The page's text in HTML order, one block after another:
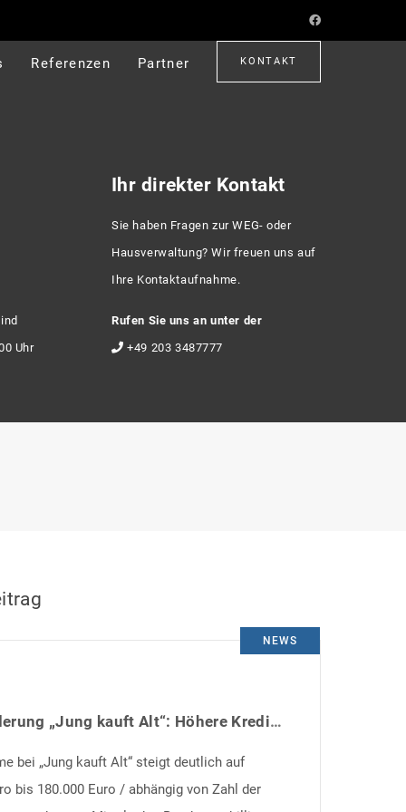
Referenzen Partner KONTAKT
Uhr
Ihr direkter Kontakt
Sie haben Fragen zur WEG- oder
Hausverwaltung? Wir freuen uns auf
Ihre Kontaktaufnahme.
Rufen Sie uns an unter der
+49 203 3487777
NEWS
KfW-Förderung „Jung kauft Alt“: Höhere Kredite ab August 2026
bei „Jung kauft Alt“ steigt deutlich auf
bis 180.000 Euro / abhängig von Zahl der